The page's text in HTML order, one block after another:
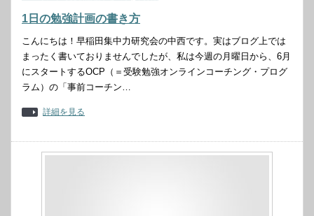
1日の勉強計画の書き方
こんにちは！早稲田集中力研究会の中西です。実はブログ上では
まったく書いておりませんでしたが、私は今週の月曜日から、6月
にスタートするOCP（＝受験勉強オンラインコーチング・プログ
ラム）の「事前コーチン…
詳細を見る